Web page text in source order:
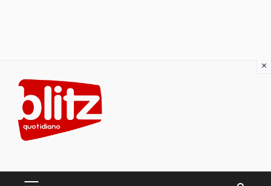
content
×